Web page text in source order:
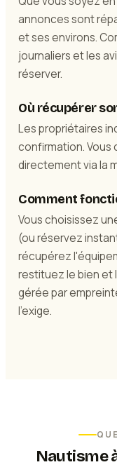
annonces sont
et ses environs.
journaliers et les
réserver.
Où récupérer
Les propriétaires
confirmation. Vous
directement via la
Comment
Vous choisissez
(ou réservez
récupérez
restituez le bien et
gérée par
l'exige.
Nautisme